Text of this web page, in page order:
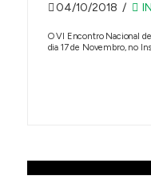
04/10/2018
O VI Encontro Nacional
dia 17 de Novembro, no